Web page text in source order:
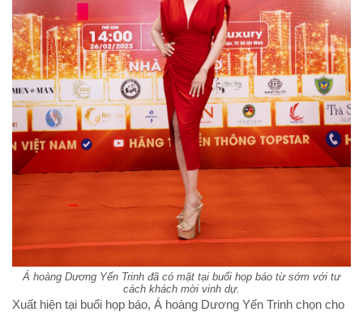
Á hoàng Dương Yến Trinh đã có mặt tại buổi họp báo từ sớm với tư
cách khách mời vinh dự.
Xuất hiện tại buổi họp báo, Á hoàng Dương Yến Trinh chọn cho